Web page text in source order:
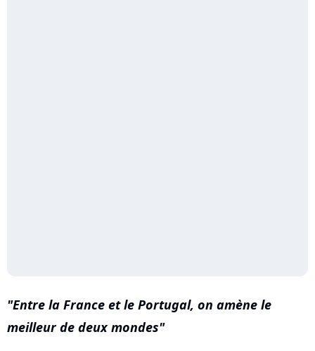
Entre la France et le Portugal, on amène le
meilleur de deux mondes